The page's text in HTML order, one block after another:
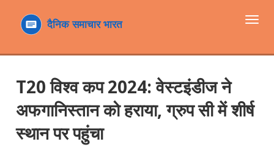
टॉगल
T20 विश्व कप 2024: वेस्टइंडीज ने
अफगानिस्तान को हराया, ग्रुप सी में शीर्ष
स्थान पर पहुंचा